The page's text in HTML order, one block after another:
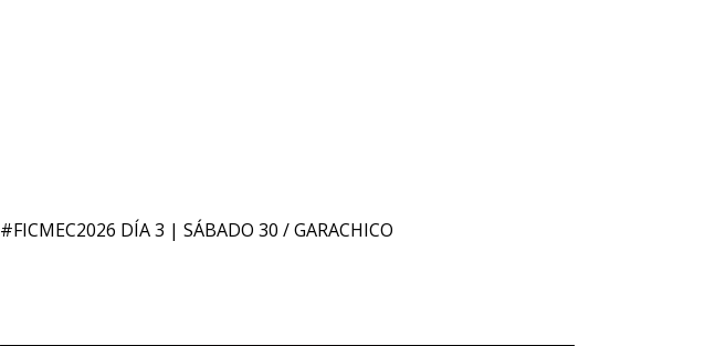
#FICMEC2026 DÍA 3 | SÁBADO 30 / GARACHICO